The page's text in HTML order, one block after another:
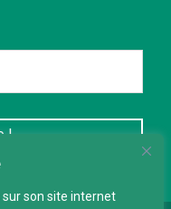
son site internet